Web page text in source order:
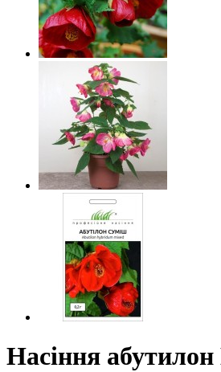
Насіння